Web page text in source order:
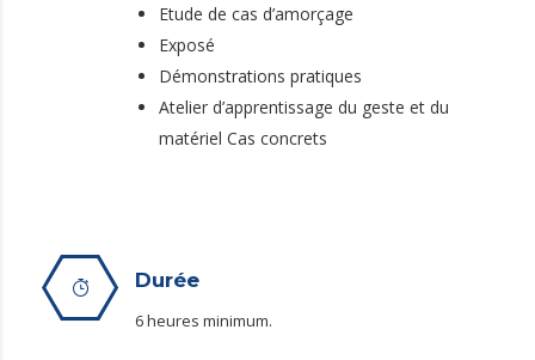
Etude de cas d’amorçage
Exposé
Démonstrations pratiques
Atelier d’apprentissage du geste et du
matériel Cas concrets
Durée
6 heures minimum.